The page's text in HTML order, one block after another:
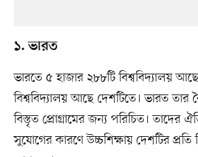
১. ভারত
ভারতে ৫ হাজার ২৮৮টি বিশ্ববিদ্যালয়
বিশ্ববিদ্যালয় আছে দেশটিতে। ভারত তার
বিস্তৃত প্রোগ্রামের জন্য পরিচিত। তাদের
সুযোগের কারণে উচ্চশিক্ষায় দেশটির প্রতি